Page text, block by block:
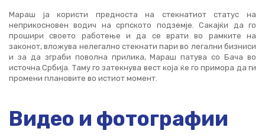
Мараш ја користи предноста на стекнатиот статус на
неприкосновен водич на српското подземје. Сакајќи да го
прошири своето работење и да се врати во рамките на
законот, вложува нелегално стекнати пари во легални бизниси
и за да зграби поволна прилика, Мараш патува со Бача во
источна Србија. Таму го затекнува вест која ќе го примора да ги
промени плановите во истиот момент.
Видео и фотографии